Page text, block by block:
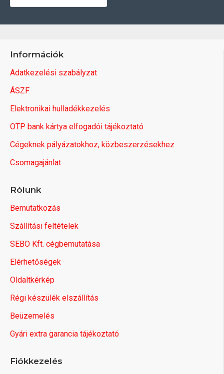
Információk
Adatkezelési szabályzat
ÁSZF
Elektronikai hulladékkezelés
OTP bank kártya elfogadói tájékoztató
Cégeknek pályázatokhoz, közbeszerzésekhez
Csomagajánlat
Rólunk
Bemutatkozás
Szállítási feltételek
SEBO Kft. cégbemutatása
Elérhetőségek
Oldaltkérkép
Régi készülék elszállítás
Beüzemelés
Gyári extra garancia tájékoztató
Fiókkezelés